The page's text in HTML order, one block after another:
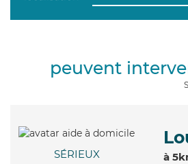
peuvent
SÉRIEUX à